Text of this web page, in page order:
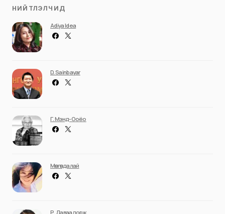
НИЙТЛЭЛЧИД
Adiya Idea
D. Sainbayar
Г. Мэнд-Ооёо
Мөнгөндалай
Р. Даваадорж